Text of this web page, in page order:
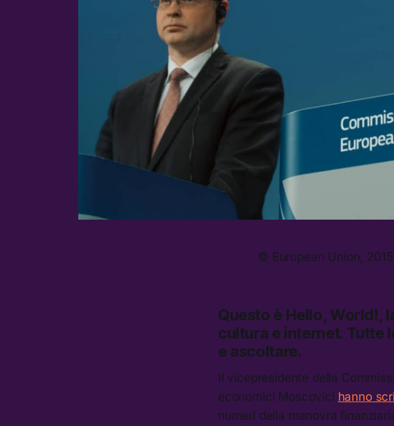
© European Union,
Questo è Hello, World!,
cultura e internet. Tutte
e ascoltare.
Il vicepresidente della
economici Moscovici hanno
numeri della manovra